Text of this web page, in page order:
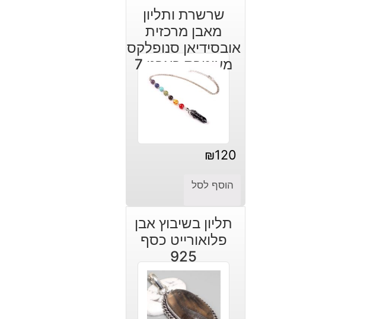
שרשרת ותליון
מאבן מרכזית
אובסידיאן סנופלקס
מעוטרת באבני 7
צ'קרות
₪120
הוסף לסל
תליון בשיבוץ אבן
פלואורייט כסף
925